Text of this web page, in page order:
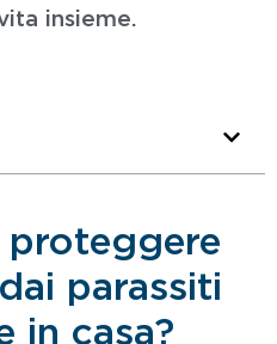
insieme.
proteggere
parassiti
in casa?